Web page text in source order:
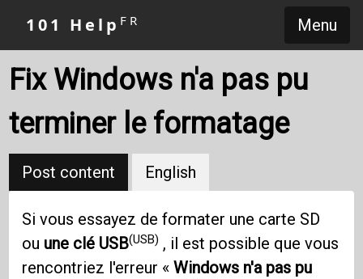
Menu
101 Help FR
Fix Windows n'a pas pu
terminer le formatage
Post content English
Si vous essayez de formater une carte SD
ou une clé USB(USB) , il est possible que vous
rencontriez l'erreur «Windows n'a pas pu